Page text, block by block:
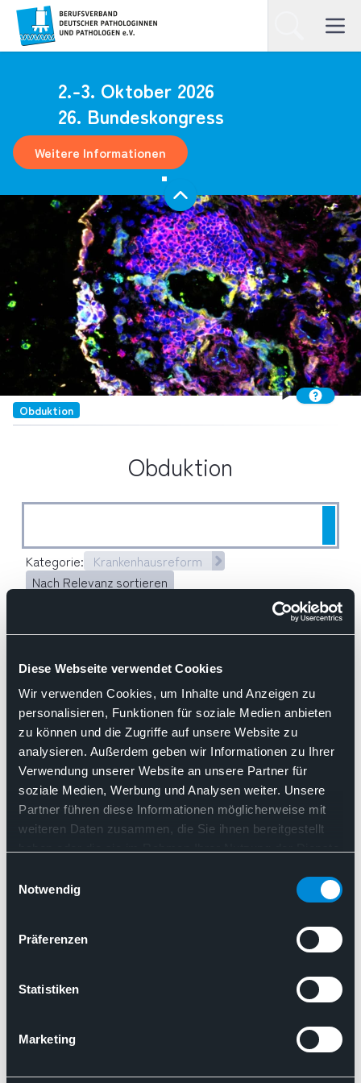
Diese Webseite verwendet Cookies
Wir verwenden Cookies, um Inhalte und Anzeigen zu
personalisieren, Funktionen für soziale Medien anbieten
zu können und die Zugriffe auf unsere Website zu
analysieren. Außerdem geben wir Informationen zu Ihrer
Verwendung unserer Website an unsere Partner für
soziale Medien, Werbung und Analysen weiter. Unsere
Partner führen diese Informationen möglicherweise mit
weiteren Daten zusammen, die Sie ihnen bereitgestellt
Cookies, wenn Sie unsere Webseite weiterhin nutzen.
Notwendig
Präferenzen
Statistiken
Marketing
Homepage SuchenOpen
2.-3. Oktober 2026
26. Bundeskongress
Weitere Informationen
Obduktion
Obduktion
Kategorie: Krankenhausreform
Nach Relevanz sortieren
Stellungnahme des BDP
BDP fordert erneut
Berücksichtigung der Pathologie in
Krankenhausreform
Ambulantisierung
Flächendeckende Patientenversorgung
Patientenversorgung
Krankenhausreform
Qualitätssicherung
BDP fordert erneut Berücksichtigung der Pathologie in
Neues BDP-Format:
politische Sichtbarkeit
Ambulantisierung